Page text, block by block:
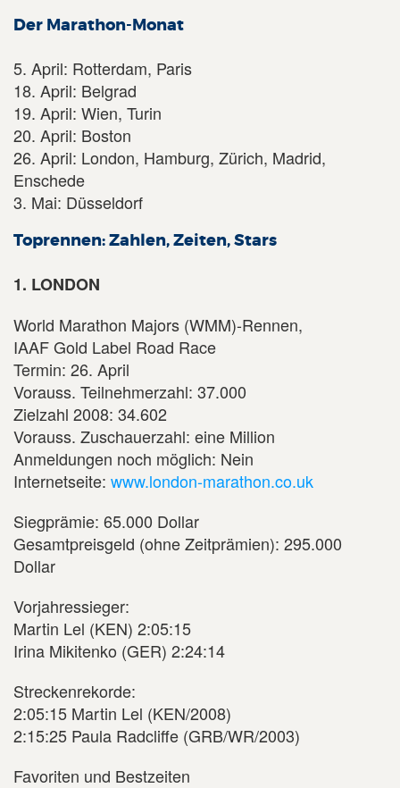
Der Marathon-Monat
5. April: Rotterdam, Paris
18. April: Belgrad
19. April: Wien, Turin
20. April: Boston
26. April: London, Hamburg, Zürich, Madrid,
Enschede
3. Mai: Düsseldorf
Toprennen: Zahlen, Zeiten, Stars
1. LONDON
World Marathon Majors (WMM)-Rennen,
IAAF Gold Label Road Race
Termin: 26. April
Vorauss. Teilnehmerzahl: 37.000
Zielzahl 2008: 34.602
Vorauss. Zuschauerzahl: eine Million
Anmeldungen noch möglich: Nein
Internetseite: www.london-marathon.co.uk
Siegprämie: 65.000 Dollar
Gesamtpreisgeld (ohne Zeitprämien): 295.000
Dollar
Vorjahressieger:
Martin Lel (KEN) 2:05:15
Irina Mikitenko (GER) 2:24:14
Streckenrekorde:
2:05:15 Martin Lel (KEN/2008)
2:15:25 Paula Radcliffe (GRB/WR/2003)
Favoriten und Bestzeiten